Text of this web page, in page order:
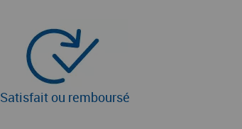
Satisfait ou remboursé